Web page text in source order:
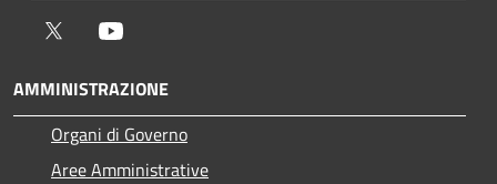
Twitter
AMMINISTRAZIONE
Organi di Governo
Aree Amministrative